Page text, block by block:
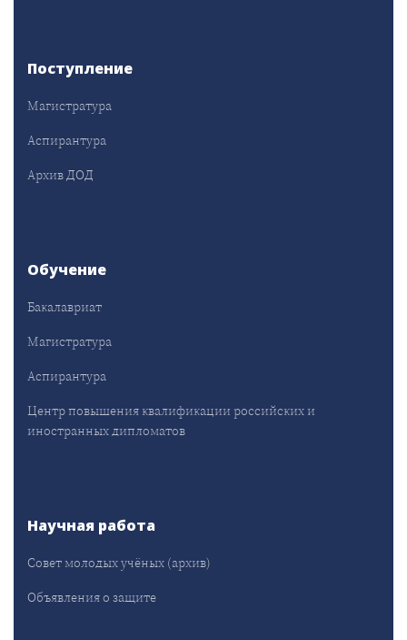
Поступление
Магистратура
Аспирантура
Архив ДОД
Обучение
Бакалавриат
Магистратура
Аспирантура
Центр повышения квалификации российских и
иностранных дипломатов
Научная работа
Совет молодых учёных (архив)
Объявления о защите